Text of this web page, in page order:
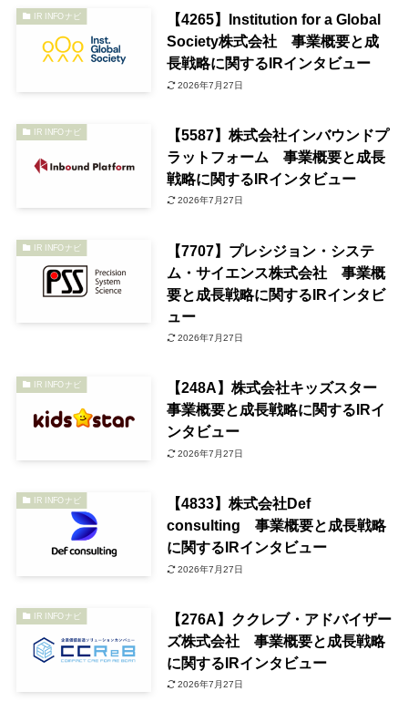
IR INFOナビ
【4265】Institution for a Global
Society株式会社 事業概要と成
長戦略に関するIRインタビュー
2026年7月27日
IR INFOナビ
【5587】株式会社インバウンドプ
ラットフォーム 事業概要と成長
戦略に関するIRインタビュー
2026年7月27日
IR INFOナビ
【7707】プレシジョン・システ
ム・サイエンス株式会社 事業概
要と成長戦略に関するIRインタビ
ュー
2026年7月27日
IR INFOナビ
【248A】株式会社キッズスター
事業概要と成長戦略に関するIRイ
ンタビュー
2026年7月27日
IR INFOナビ
【4833】株式会社Def
consulting 事業概要と成長戦略
に関するIRインタビュー
2026年7月27日
IR INFOナビ
【276A】ククレブ・アドバイザー
ズ株式会社 事業概要と成長戦略
に関するIRインタビュー
2026年7月27日